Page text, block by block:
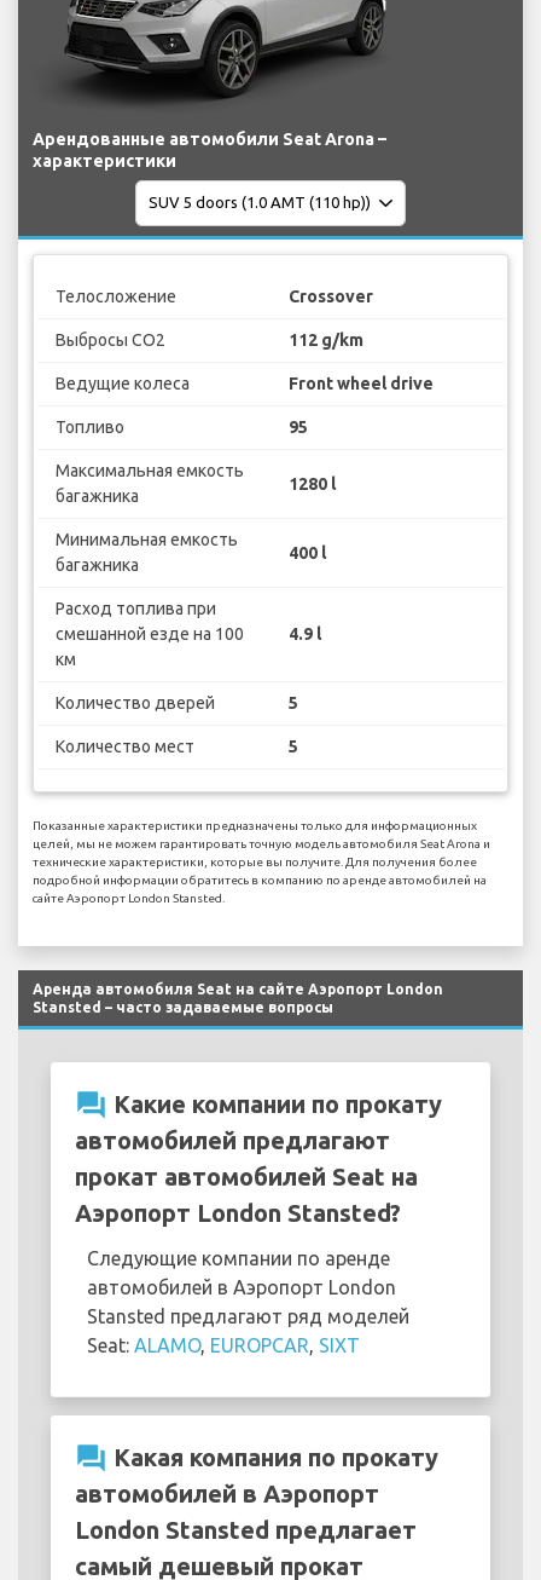
Арендованные автомобили Seat Arona –
характеристики
Телосложение Crossover
Выбросы CO2 112 g/km
Ведущие колеса Front wheel drive
Топливо 95
Максимальная емкость
багажника
1280 l
Минимальная емкость
багажника
400 l
Расход топлива при
смешанной езде на 100
км
4.9 l
Количество дверей 5
Количество мест 5
Показанные характеристики предназначены только для информационных
целей, мы не можем гарантировать точную модель автомобиля Seat Arona и
технические характеристики, которые вы получите. Для получения более
подробной информации обратитесь в компанию по аренде автомобилей на
сайте Аэропорт London Stansted.
Аренда автомобиля Seat на сайте Аэропорт London
Stansted – часто задаваемые вопросы
question_answer Какие компании по прокату
автомобилей предлагают
прокат автомобилей Seat на
Аэропорт London Stansted?
Следующие компании по аренде
автомобилей в Аэропорт London
Stansted предлагают ряд моделей
Seat: ALAMO, EUROPCAR SIXT
question_answer Какая компания по прокату
автомобилей в Аэропорт
London Stansted предлагает
самый дешевый прокат